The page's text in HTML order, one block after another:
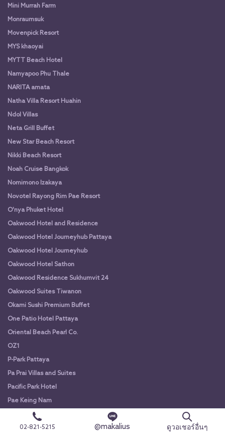
Mini Murrah Farm
Monraumsuk
Movenpick Resort
MYS khaoyai
MYTT Beach Hotel
Namyapoo Phu Thale
NARITA amata
Natha Villa Resort Huahin
Ndol Villas
Neta Grill Buffet
New Star Beach Resort
Nikki Beach Resort
Noah Cruise Bangkok
Nomimono Izakaya
Novotel Rayong Rim Pae Resort
O'nya Phuket Hotel
Oakwood Hotel and Residence
Oakwood Hotel Journeyhub Pattaya
Oakwood Hotel Journeyhub
Oakwood Hotel Sathon
Oakwood Residence Sukhumvit 24
Oakwood Suites Tiwanon
Okami Sushi Premium Buffet
One Patio Hotel Pattaya
Oriental Beach Pearl Co.
OZ1
P-Park Pattaya
Pa Prai Villas and Suites
Pacific Park Hotel
Pae Keing Nam
Pajamas Koh Chang
Palm Coco Mantra Resort
02-821-5215 @makalius ดูวอเชอร์อื่นๆ